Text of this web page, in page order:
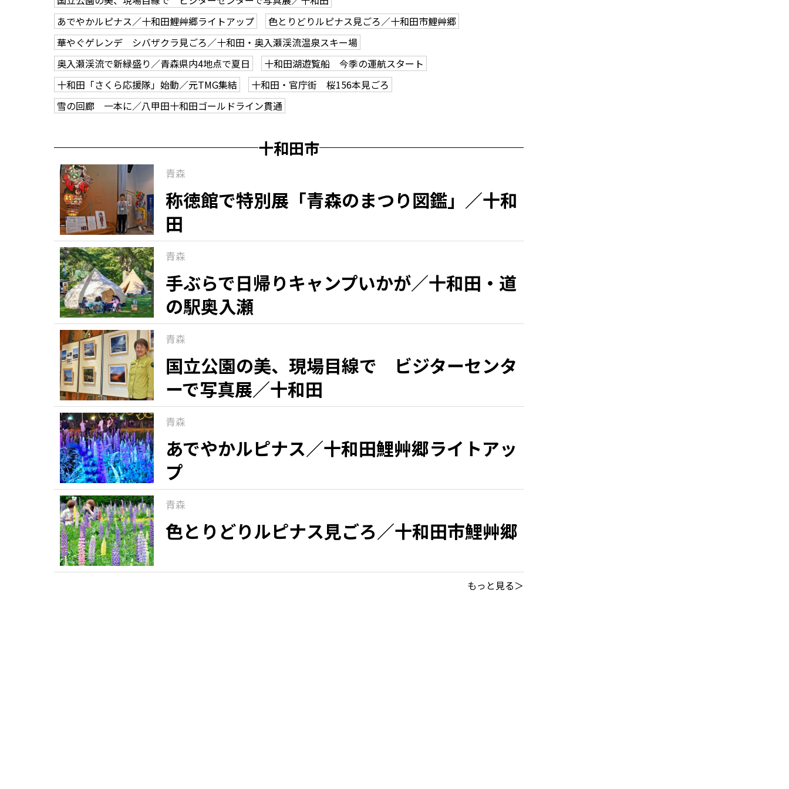
あでやかルピナス／十和田鯉艸郷ライトアップ
色とりどりルピナス見ごろ／十和田市鯉艸郷
華やぐゲレンデ シバザクラ見ごろ／十和田・奥入瀬渓流温泉スキー場
奥入瀬渓流で新緑盛り／青森県内4地点で夏日
十和田湖遊覧船 今季の運航スタート
十和田「さくら応援隊」始動／元TMG集結
十和田・官庁街 桜156本見ごろ
雪の回廊 一本に／八甲田十和田ゴールドライン貫通
十和田市
青森
称徳館で特別展「青森のまつり図鑑」／十和
田
青森
手ぶらで日帰りキャンプいかが／十和田・道
の駅奥入瀬
青森
国立公園の美、現場目線で ビジターセンタ
ーで写真展／十和田
青森
あでやかルピナス／十和田鯉艸郷ライトアッ
プ
青森
色とりどりルピナス見ごろ／十和田市鯉艸郷
もっと見る＞